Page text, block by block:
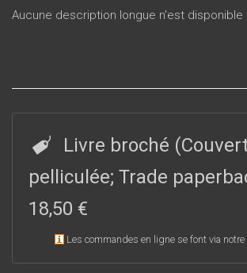
Aucune description longue n'est disponible
Livre broché
pelliculée; Trade
18,50 €
Les commandes en ligne se font via